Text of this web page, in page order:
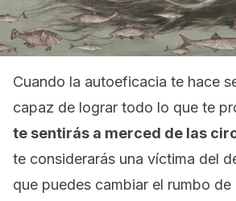
Cuando la autoeficacia te hace
capaz de lograr todo lo que te
te sentirás a merced de las
te considerarás una víctima del
que puedes cambiar el rumbo de